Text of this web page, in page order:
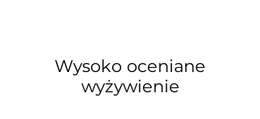
Wysoko oceniane
wyżywienie